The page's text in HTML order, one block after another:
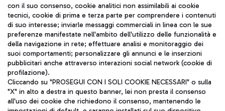
TRAVEL JOURNAL
ITA
con il suo consenso, cookie analitici non assimilabili ai cookie
tecnici, cookie di prima e terza parte per comprendere i contenuti
di suo interesse; inviarle messaggi commerciali in linea con le sue
preferenze manifestate nell'ambito dell'utilizzo delle funzionalità e
della navigazione in rete; effettuare analisi e monitoraggio dei
suoi comportamenti; personalizzare gli annunci e le inserzioni
pubblicitari anche attraverso interazioni social network (cookie di
profilazione).
Cliccando su "PROSEGUI CON I SOLI COOKIE NECESSARI" o sulla
"X" in alto a destra in questo banner, lei non presta il consenso
all'uso dei cookie che richiedono il consenso, mantenendo le